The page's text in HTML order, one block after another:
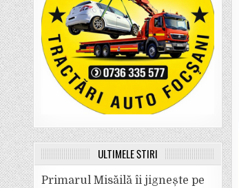
ULTIMELE ȘTIRI
Primarul Misăilă îi jignește pe